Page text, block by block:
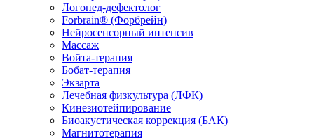
Логопед-дефектолог
Forbrain® (Форбрейн)
Нейросенсорный интенсив
Массаж
Войта-терапия
Бобат-терапия
Экзарта
Лечебная физкультура (ЛФК)
Кинезиотейпирование
Биоакустическая коррекция (БАК)
Магнитотерапия